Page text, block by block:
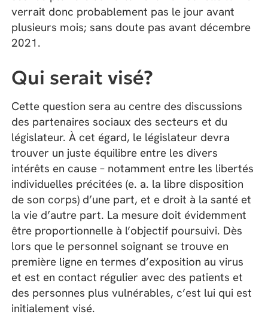
verrait donc probablement pas le jour avant
plusieurs mois; sans doute pas avant décembre
2021.
Qui serait visé?
Cette question sera au centre des discussions
des partenaires sociaux des secteurs et du
législateur. À cet égard, le législateur devra
trouver un juste équilibre entre les divers
intérêts en cause – notamment entre les libertés
individuelles précitées (e. a. la libre disposition
de son corps) d’une part, et e droit à la santé et
la vie d’autre part. La mesure doit évidemment
être proportionnelle à l’objectif poursuivi. Dès
lors que le personnel soignant se trouve en
première ligne en termes d’exposition au virus
et est en contact régulier avec des patients et
des personnes plus vulnérables, c’est lui qui est
initialement visé.